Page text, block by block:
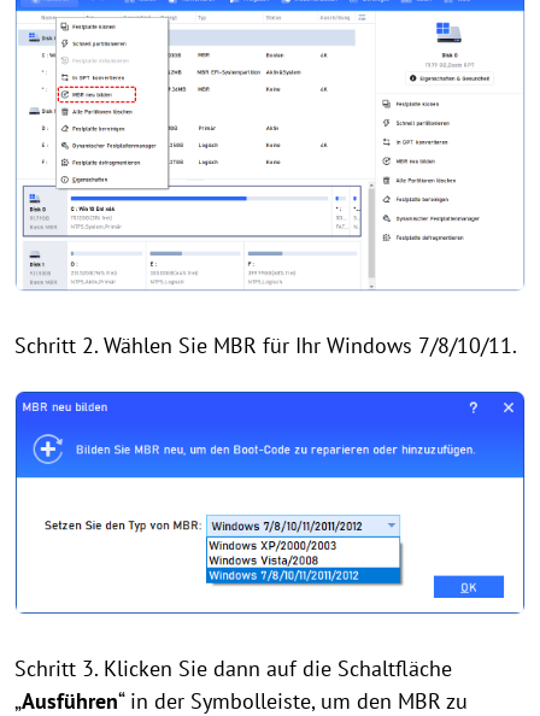
Schritt 2. Wählen Sie MBR für Ihr Windows 7/8/10/11.
Schritt 3. Klicken Sie dann auf die Schaltfläche
„Ausführen“ in der Symbolleiste, um den MBR zu